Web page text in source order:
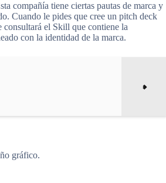
compañía tiene ciertas pautas de marca y
Cuando le pides que cree un pitch deck
consultará el Skill que contiene la
con la identidad de la marca.
gráfico.